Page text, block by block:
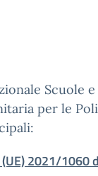
Scuole
per le
2021/1060